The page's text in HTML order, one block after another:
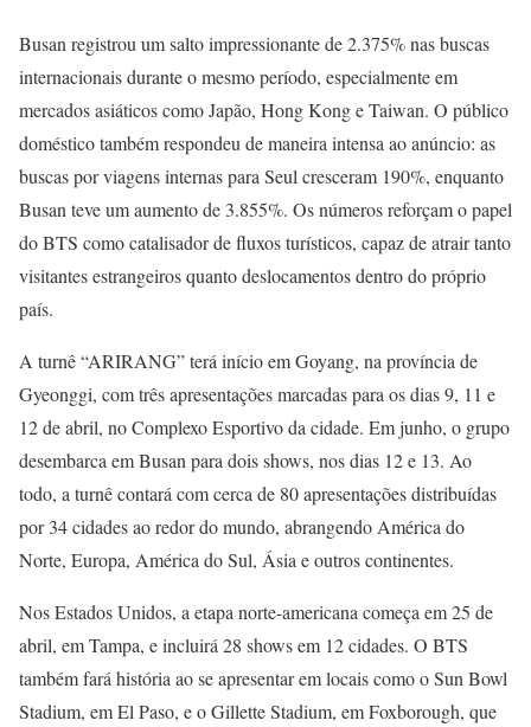
Busan registrou um salto impressionante de 2.375% nas buscas
internacionais durante o mesmo período, especialmente em
mercados asiáticos como Japão, Hong Kong e Taiwan. O público
doméstico também respondeu de maneira intensa ao anúncio: as
buscas por viagens internas para Seul cresceram 190%, enquanto
Busan teve um aumento de 3.855%. Os números reforçam o papel
do BTS como catalisador de fluxos turísticos, capaz de atrair tanto
visitantes estrangeiros quanto deslocamentos dentro do próprio
país.
A turnê “ARIRANG” terá início em Goyang, na província de
Gyeonggi, com três apresentações marcadas para os dias 9, 11 e
12 de abril, no Complexo Esportivo da cidade. Em junho, o grupo
desembarca em Busan para dois shows, nos dias 12 e 13. Ao
todo, a turnê contará com cerca de 80 apresentações distribuídas
por 34 cidades ao redor do mundo, abrangendo América do
Norte, Europa, América do Sul, Ásia e outros continentes.
Nos Estados Unidos, a etapa norte-americana começa em 25 de
abril, em Tampa, e incluirá 28 shows em 12 cidades. O BTS
também fará história ao se apresentar em locais como o Sun Bowl
Stadium, em El Paso, e o Gillette Stadium, em Foxborough, que